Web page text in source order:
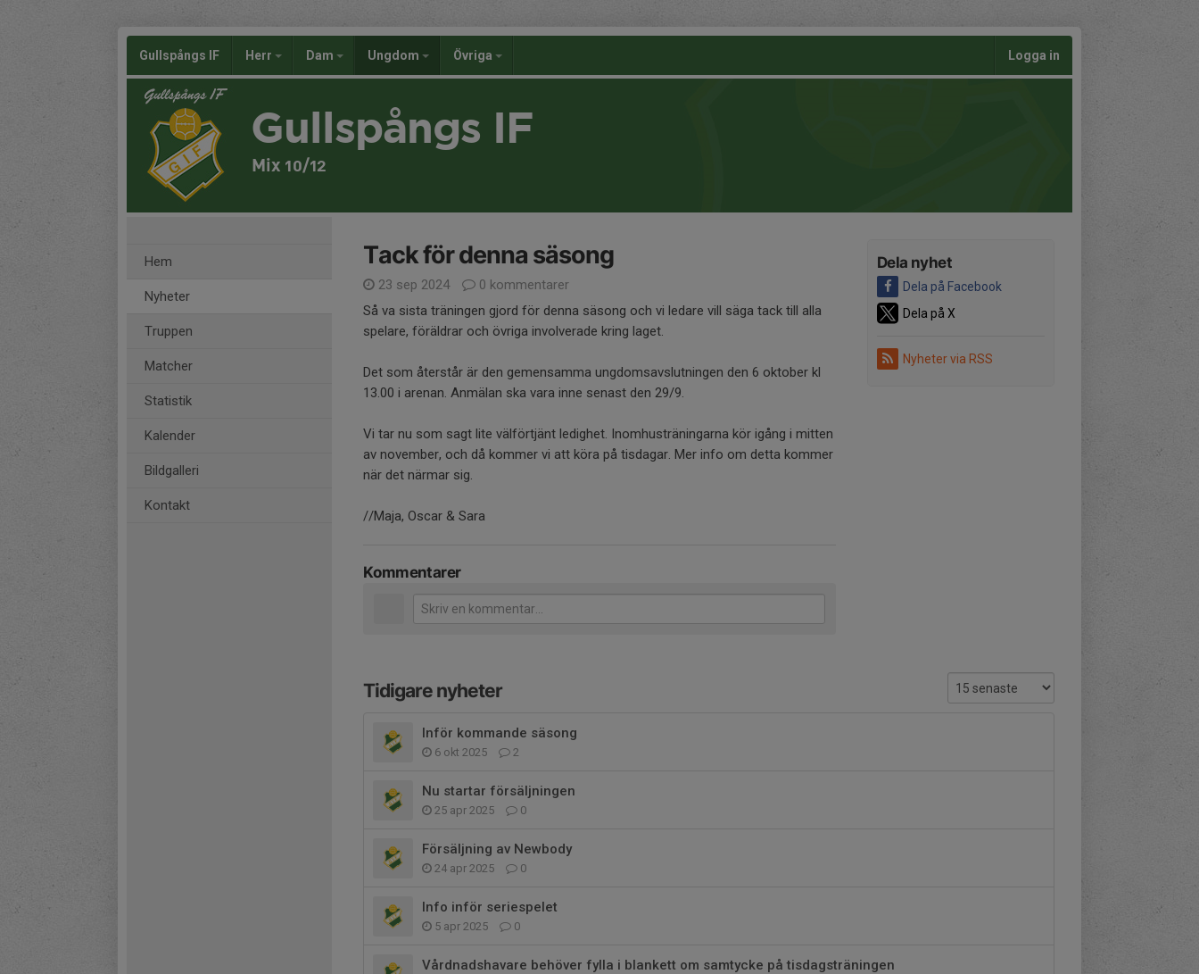
Gullspångs IF Herr Dam Ungdom Övriga Logga in
Gullspångs IF
Mix 10/12
Hem
Nyheter
Truppen
Matcher
Statistik
Kalender
Bildgalleri
Kontakt
Dela nyhet
Dela på Facebook
Dela på X
Nyheter via RSS
Tack för denna säsong
23 sep 2024
0 kommentarer
Så va sista träningen gjord för denna säsong och vi ledare vill säga tack till alla
spelare, föräldrar och övriga involverade kring laget.
Det som återstår är den gemensamma ungdomsavslutningen den 6 oktober kl
13.00 i arenan. Anmälan ska vara inne senast den 29/9.
Vi tar nu som sagt lite välförtjänt ledighet. Inomhusträningarna kör igång i mitten
av november, och då kommer vi att köra på tisdagar. Mer info om detta kommer
när det närmar sig.
//Maja, Oscar & Sara
Kommentarer
Tidigare nyheter
Inför kommande säsong
6 okt 2025 2
Nu startar försäljningen
25 apr 2025 0
Försäljning av Newbody
24 apr 2025 0
Info inför seriespelet
5 apr 2025 0
Vårdnadshavare behöver fylla i blankett om samtycke på tisdagsträningen